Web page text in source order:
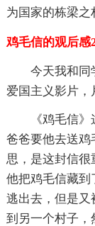
为国家的栋梁之
鸡毛信的观后感
今天我和同
爱国主义影片，
《鸡毛信
爸爸要他去送鸡
思，是这封信很
他把鸡毛信藏到
逃出去，但是又
到另一个村子，